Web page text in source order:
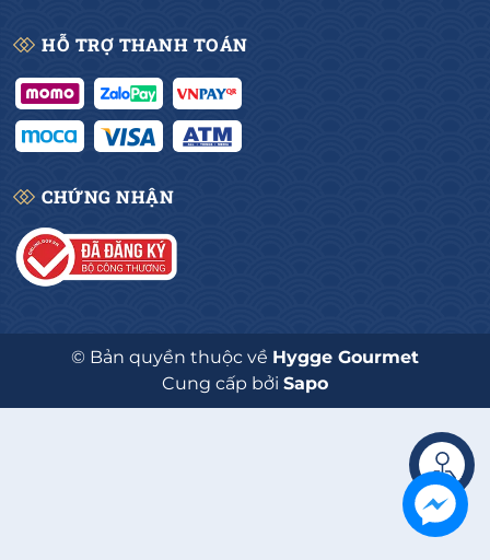
HỖ TRỢ THANH TOÁN
CHỨNG NHẬN
© Bản quyền thuộc về Hygge Gourmet
Cung cấp bởi Sapo
Liên hệ